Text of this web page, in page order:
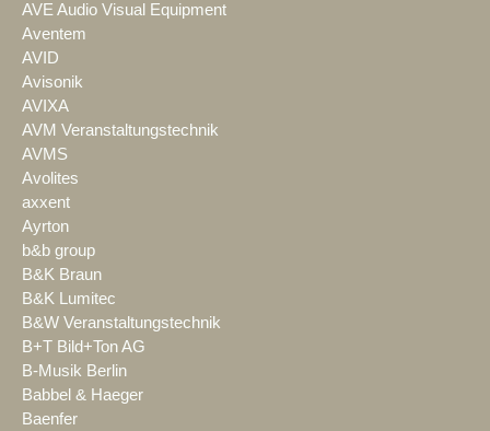
AVE Audio Visual Equipment
Aventem
AVID
Avisonik
AVIXA
AVM Veranstaltungstechnik
AVMS
Avolites
axxent
Ayrton
b&b group
B&K Braun
B&K Lumitec
B&W Veranstaltungstechnik
B+T Bild+Ton AG
B-Musik Berlin
Babbel & Haeger
Baenfer